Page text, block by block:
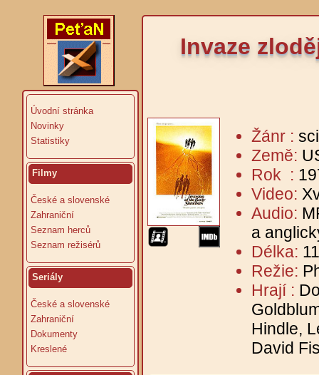
Úvodní stránka
Novinky
Statistiky
Filmy
České a slovenské
Zahraniční
Seznam herců
Seznam režisérů
Seriály
České a slovenské
Zahraniční
Dokumenty
Kreslené
Invaze
Žánr :
Země:
Rok :
Video:
Audio:
a
Délka:
Režie:
Hrají :
Hindle,
David